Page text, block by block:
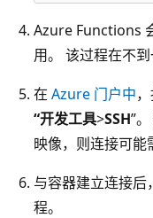
Azure Functions
用。 该过程在不到
在 Azure 门户中
“开发工具>SSH”
映像，则连接可能
与容器建立连接后
程。